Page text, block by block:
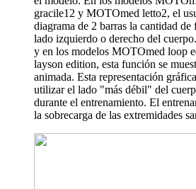
gracile12 y MOTOmed letto2, el
diagrama de 2 barras la cantidad
lado izquierdo o derecho del
y en los modelos MOTOmed loop
layson edition, esta función se
animada. Esta representación
utilizar el lado "más débil" del
durante el entrenamiento. El
la sobrecarga de las extremidades